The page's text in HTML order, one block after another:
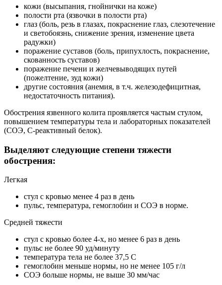
кожи (высыпания, гнойнички на коже)
полости рта (язвочки в полости рта)
глаз (боль, резь в глазах, покраснение глаз, слезотечение
и светобоязнь, снижение зрения, изменение цвета
радужки)
поражение суставов (боль, припухлость, покраснение,
скованность суставов)
поражение печени и желчевыводящих путей
(пожелтение, зуд кожи)
другие состояния (анемия, в т.ч. железодефицитная,
недостаточность питания).
Обострения язвенного колита проявляется частым стулом,
повышением температуры тела и лабораторных показателей
(СОЭ, С-реактивный белок).
Выделяют следующие степени тяжести
обострения:
Легкая
стул с кровью менее 4 раз в день
пульс, температура, гемоглобин и СОЭ в норме.
Средней тяжести
стул с кровью более 4-х, но менее 6 раз в день
пульс не более 90 уд/минуту
температура тела не более 37,5 С
гемоглобин меньше нормы, но не менее 105 г/л
СОЭ больше нормы, не выше 30 мм/час